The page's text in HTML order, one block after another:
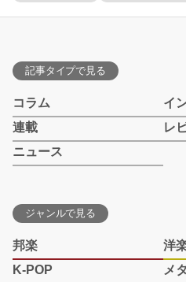
記事タイプで見る
コラム
イ
連載
レ
ニュース
ジャンルで見る
邦楽
洋
K-POP
メ